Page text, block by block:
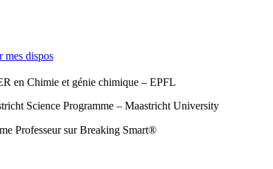
mes dispos
en Chimie et génie chimique – EPFL
Science Programme – Maastricht University
Professeur sur Breaking Smart®